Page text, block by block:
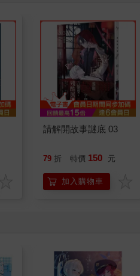
請解開故事謎底 03
79 折 特價 150 元
加入購物車